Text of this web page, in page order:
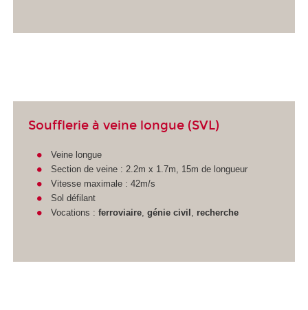
Soufflerie à veine longue (SVL)
Veine longue
Section de veine : 2.2m x 1.7m, 15m de longueur
Vitesse maximale : 42m/s
Sol défilant
Vocations : ferroviaire, génie civil , recherche